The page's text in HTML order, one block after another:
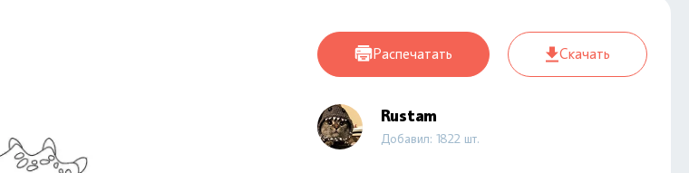
Распечатать Скачать
Rustam
Добавил: 1822 шт.